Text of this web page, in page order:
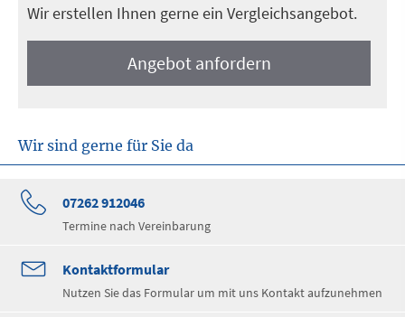
Wir erstellen Ihnen gerne ein Vergleichsangebot.
An­ge­bot an­for­dern
Wir sind gerne für Sie da
07262 912046
Termine nach Vereinbarung
Kontaktformular
Nutzen Sie das Formular um mit uns Kontakt aufzunehmen